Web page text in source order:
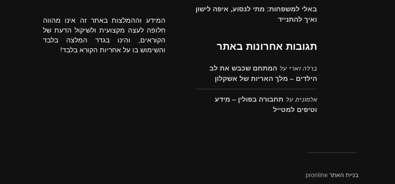
באלי למשפחות: מתי לנסוע, איפה לישון
ואיך להתנייד
תגובות אחרונות באתר
ברלה וארי על המתחם שכבש את לב
הילדים – מלך האריות של אשקלון
אלמוניתעל תחבורה בפולין – מידע
וטיפים למטייל
המידע וההמלצות באתר זה אינו מהווה
חלופה לעצה מקצועית ולשיקול הדעת של
הקוראים, והינו בגדר המלצה בלבד
והשימוש בו על אחריות הקורא בלבד!
בניית האתר pronline